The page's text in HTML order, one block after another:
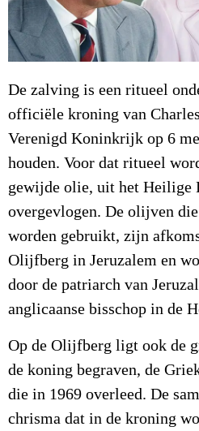
De zalving is een ritueel
officiële kroning van
Verenigd Koninkrijk op 6
houden. Voor dat ritueel
gewijde olie, uit het Heilige
overgevlogen. De olijven
worden gebruikt, zijn
Olijfberg in Jeruzalem en
door de patriarch van
anglicaanse bisschop in de
Op de Olijfberg ligt ook de
de koning begraven, de
die in 1969 overleed. De
chrisma dat in de kroning